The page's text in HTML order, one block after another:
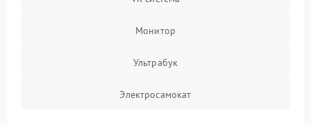
Монитор
Ультрабук
Электросамокат